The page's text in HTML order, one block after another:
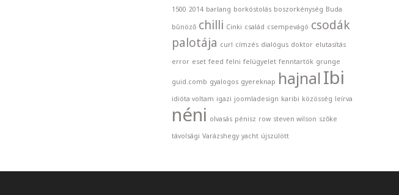
1500 2014 barlang borkóstolás boszorkénység Buda
bűnöző chilli Cinki család csempevágó csodák
palotája curl címzés dialógus doktor elutasítás
error eset feed felni felügyelet fenntartók grunge
guid.comb gyalogos gyereknap hajnalIbi
idióta voltam igazi joomladesign karibi közösség leírva
néni olvasás pénisz row steven wilson szőke
távolsági Varázshegy yacht újszülött